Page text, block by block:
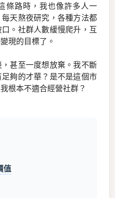
條路時，我也像許多人一
天熬夜研究，各種方法都
。社群人數緩慢爬升，互
現的目標了。
甚至一度想放棄。我不斷
夠的才華？是不是這個市
根本不適合經營社群？
值